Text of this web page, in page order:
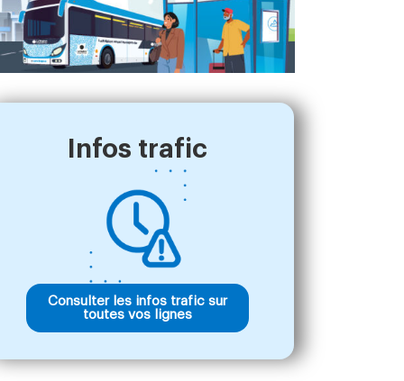
Infos trafic
Consulter les infos trafic sur
toutes vos lignes